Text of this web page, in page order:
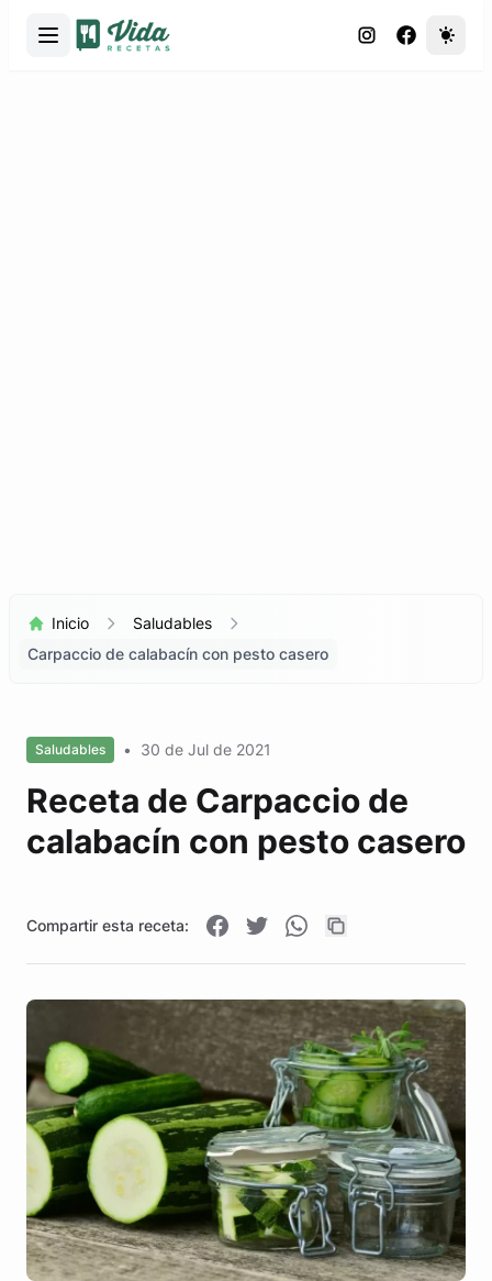
Inicio
Saludables
Carpaccio de calabacín con pesto casero
Saludables • 30 de Jul de 2021
Receta de Carpaccio de
calabacín con pesto casero
Compartir esta receta: